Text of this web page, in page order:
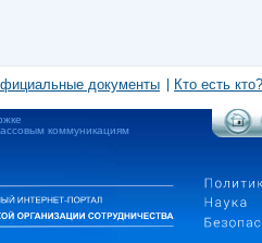
документы Кто есть кто?
коммуникациям